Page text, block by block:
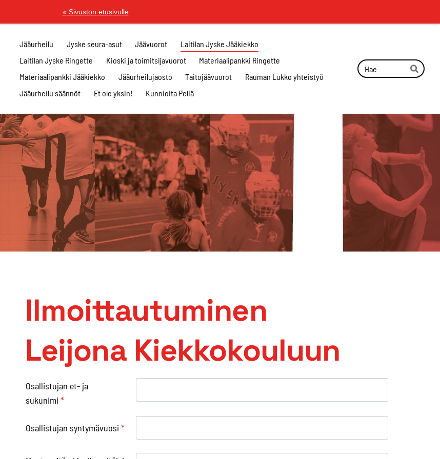
« Sivuston etusivulle
Jääurheilu Jyske seura-asut Jäävuorot
Laitilan Jyske Jääkiekko
Laitilan Jyske Ringette
Kioski ja toimitsijavuorot
Materiaalipankki Ringette
Materiaalipankki Jääkiekko
Jääurheilujaosto Taitojäävuorot
Rauman Lukko yhteistyö
Jääurheilu säännöt
Et ole yksin! Kunnioita Peliä
Haku
Hae
Ilmoittautuminen
Leijona Kiekkokouluun
Osallistujan et- ja
sukunimi *
Osallistujan syntymävuosi *